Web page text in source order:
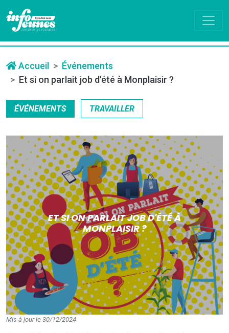
Accueil
Événements
Et si on parlait job d'été à Monplaisir ?
ÉVÉNEMENTS TRAVAILLER
ET SI ON PARLAIT JOB D'ÉTÉ À
MONPLAISIR ?
Mis à jour le 30/12/2024